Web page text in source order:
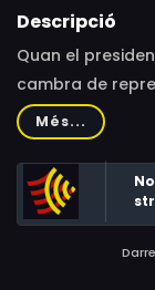
Patric Knowles,
Bourneuf,
Russo, Garry
Lawrence Cook,
Smith, Bill
Descripció
Quan el
cambra de
edifici, el
per motius de
converteix en el
Despatx Oval.
Més...